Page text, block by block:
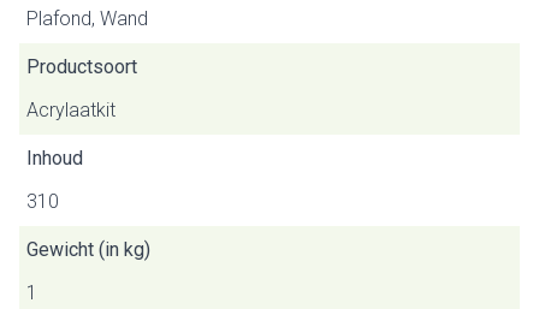
Plafond, Wand
Productsoort
Acrylaatkit
Inhoud
310
Gewicht (in kg)
1